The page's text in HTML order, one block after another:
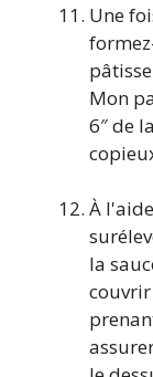
Une
Mon
6″ de
À
la
couvrir